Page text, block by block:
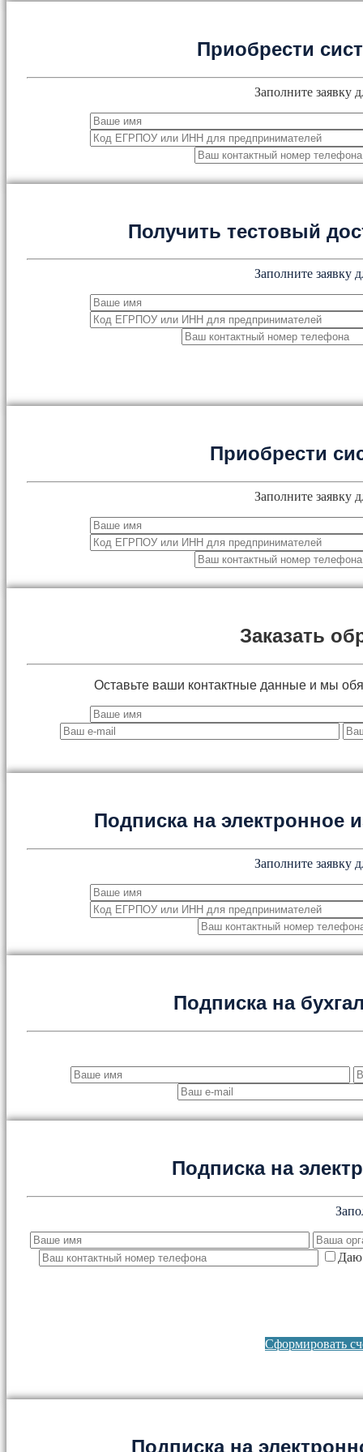
Приобрести
Заполните заявку
Получить тестовый
Заполните заявку
Приобрести
Заполните заявку
Заказать
Оставьте ваши контактные данные и мы
Подписка на электронное
Заполните заявку
Подписка на
Подписка на
Даю
Сформировать
Подписка на